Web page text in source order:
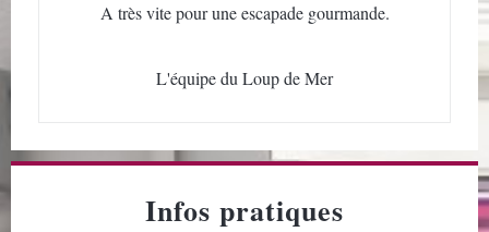
A très vite pour une escapade gourmande.
L'équipe du Loup de Mer
Infos pratiques